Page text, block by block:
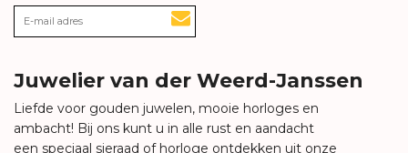
Juwelier van der Weerd-Janssen
Liefde voor gouden juwelen, mooie horloges en
ambacht! Bij ons kunt u in alle rust en aandacht
een speciaal sieraad of horloge ontdekken uit onze